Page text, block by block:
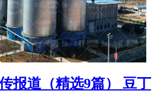
报道（精选9篇） 豆丁